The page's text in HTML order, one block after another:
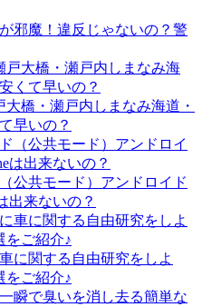
邪魔！違反じゃないの？警
橋・瀬戸内しまなみ海道・
早いの？
公共モード）アンドロイド
出来ないの？
に関する自由研究をしよ
をご紹介♪